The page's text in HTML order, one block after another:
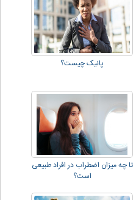
پانیک چیست؟
تا چه میزان اضطراب در افراد طبیعی
است؟